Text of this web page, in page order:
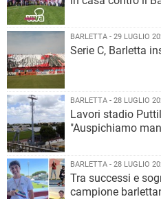
BARLETTA - 29 LUGLIO
Serie C, Barletta
BARLETTA - 28 LUGLIO
Lavori stadio
"Auspichiamo
BARLETTA - 28 LUGLIO
Tra successi e
campione